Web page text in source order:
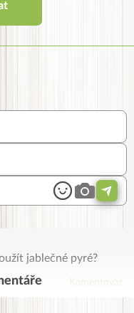
jablečné pyré?
Komentovat